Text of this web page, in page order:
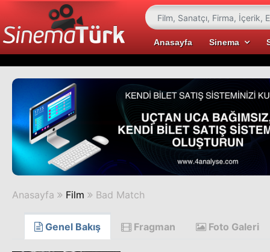
Anasayfa Sinema
Anasayfa Film Bad Match
Genel Bakış Fragman Foto Galeri